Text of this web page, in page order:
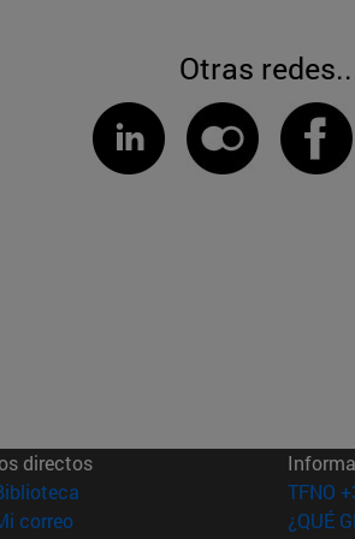
Otras
directos
(abre en nueva ventana)
correo(abre en nueva ventana)
TFNO
¿QUÉ